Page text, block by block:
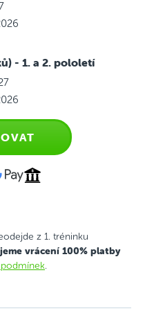
- 1. a 2. pololetí
z 1. tréninku
vrácení 100% platby